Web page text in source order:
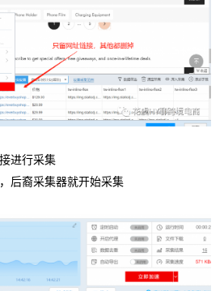
进行采集
后裔采集器就开始采集